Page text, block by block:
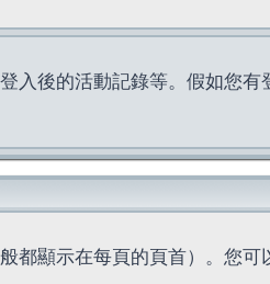
入後的活動記錄等。假如您有
都顯示在每頁的頁首）。您可